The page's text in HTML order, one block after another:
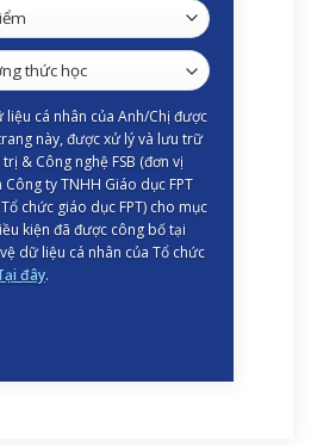
cá nhân của Anh/Chị được
này, được xử lý và lưu trữ
& Công nghệ FSB (đơn vị
ty TNHH Giáo dục FPT
chức giáo dục FPT) cho mục
kiện đã được công bố tại
dữ liệu cá nhân của Tổ chức
đây.